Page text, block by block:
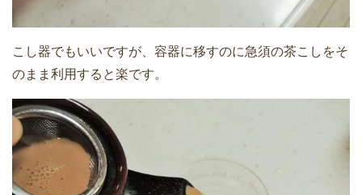
こし器でもいいですが、容器に移すのに急須の茶こしをそ
のまま利用すると楽です。